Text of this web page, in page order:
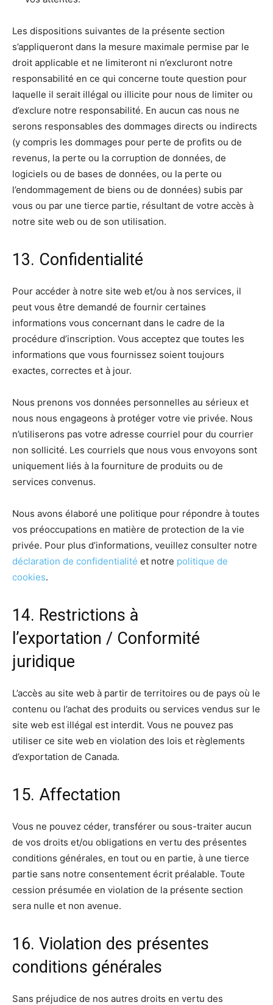
Les dispositions suivantes de la présente section
s’appliqueront dans la mesure maximale permise par le
droit applicable et ne limiteront ni n’excluront notre
responsabilité en ce qui concerne toute question pour
laquelle il serait illégal ou illicite pour nous de limiter ou
d’exclure notre responsabilité. En aucun cas nous ne
serons responsables des dommages directs ou indirects
(y compris les dommages pour perte de profits ou de
revenus, la perte ou la corruption de données, de
logiciels ou de bases de données, ou la perte ou
l’endommagement de biens ou de données) subis par
vous ou par une tierce partie, résultant de votre accès à
notre site web ou de son utilisation.
13. Confidentialité
Pour accéder à notre site web et/ou à nos services, il
peut vous être demandé de fournir certaines
informations vous concernant dans le cadre de la
procédure d’inscription. Vous acceptez que toutes les
informations que vous fournissez soient toujours
exactes, correctes et à jour.
Nous prenons vos données personnelles au sérieux et
nous nous engageons à protéger votre vie privée. Nous
n’utiliserons pas votre adresse courriel pour du courrier
non sollicité. Les courriels que nous vous envoyons sont
uniquement liés à la fourniture de produits ou de
services convenus.
Nous avons élaboré une politique pour répondre à toutes
vos préoccupations en matière de protection de la vie
privée. Pour plus d’informations, veuillez consulter notre
déclaration de confidentialité et notre politique de
cookies.
14. Restrictions à
l’exportation / Conformité
juridique
L’accès au site web à partir de territoires ou de pays où le
contenu ou l’achat des produits ou services vendus sur le
site web est illégal est interdit. Vous ne pouvez pas
utiliser ce site web en violation des lois et règlements
d’exportation de Canada.
15. Affectation
Vous ne pouvez céder, transférer ou sous-traiter aucun
de vos droits et/ou obligations en vertu des présentes
conditions générales, en tout ou en partie, à une tierce
partie sans notre consentement écrit préalable. Toute
cession présumée en violation de la présente section
sera nulle et non avenue.
16. Violation des présentes
conditions générales
Sans préjudice de nos autres droits en vertu des